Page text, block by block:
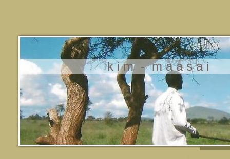
k i m - m a a s a i